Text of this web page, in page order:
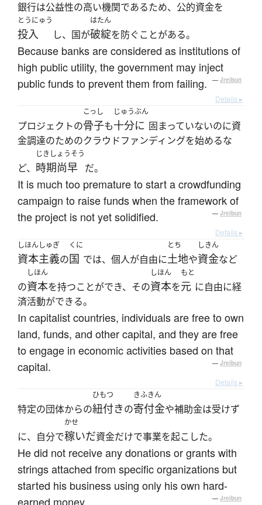
銀行は公益性の高い機関であるため、公的資金を
とうにゅう
投入 し、国が
はたん
破綻を防ぐことがある。
Because banks are considered as institutions of
high public utility, the government may inject
public funds to prevent them from failing.
— Jreibun
Details ▸
プロジェクトの
こっし
骨子も
じゅうぶん
十分に 固まっていないのに資
金調達のためのクラウドファンディングを始めるな
ど、
じきしょうそう
時期尚早 だ。
It is much too premature to start a crowdfunding
campaign to raise funds when the framework of
the project is not yet solidified.
— Jreibun
Details ▸
しほんしゅぎ
資本主義の
くに
国 では、個人が自由に
とち
土地や
しきん
資金など
の
しほん
資本を持つことができ、その
しほん
資本を
もと
元 に自由に経
済活動ができる。
In capitalist countries, individuals are free to own
land, funds, and other capital, and they are free
to engage in economic activities based on that
capital.
— Jreibun
Details ▸
特定の団体からの
ひもつ
紐付きの
きふきん
寄付金や補助金は受けず
に、自分で
かせ
稼いだ資金だけで事業を起こした。
He did not receive any donations or grants with
strings attached from specific organizations but
started his business using only his own hard-
earned money.
— Jreibun